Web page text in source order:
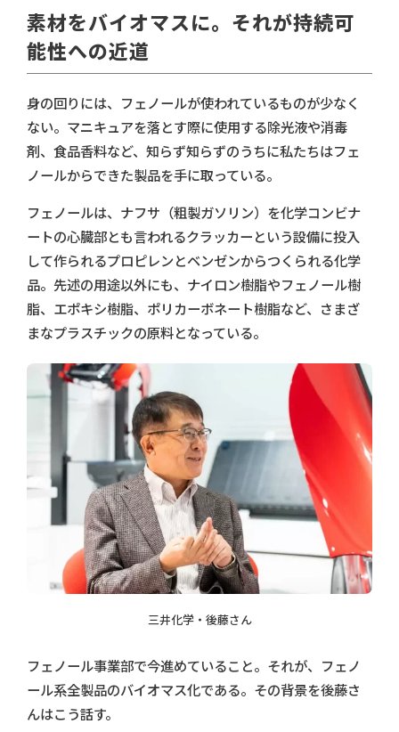
素材をバイオマスに。それが持続可
能性への近道
身の回りには、フェノールが使われているものが少なく
ない。マニキュアを落とす際に使用する除光液や消毒
剤、食品香料など、知らず知らずのうちに私たちはフェ
ノールからできた製品を手に取っている。
フェノールは、ナフサ（粗製ガソリン）を化学コンビナ
ートの心臓部とも言われるクラッカーという設備に投入
して作られるプロピレンとベンゼンからつくられる化学
品。先述の用途以外にも、ナイロン樹脂やフェノール樹
脂、エポキシ樹脂、ポリカーボネート樹脂など、さまざ
まなプラスチックの原料となっている。
三井化学・後藤さん
フェノール事業部で今進めていること。それが、フェノ
ール系全製品のバイオマス化である。その背景を後藤さ
んはこう話す。